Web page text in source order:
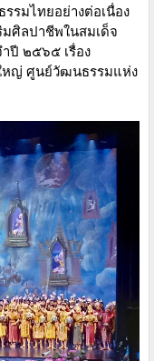
รมไทยอย่างต่อเนื่อง
ศิลปาชีพในสมเด็จ
ปี ๒๕๖๕ เรื่อง
หญ่ ศูนย์วัฒนธรรมแห่ง